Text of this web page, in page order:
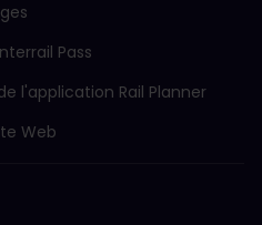
Pass
l'application Rail Planner
Web